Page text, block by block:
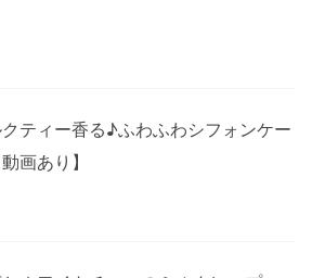
クティー香る♪ふわふわシフォンケー
画あり】